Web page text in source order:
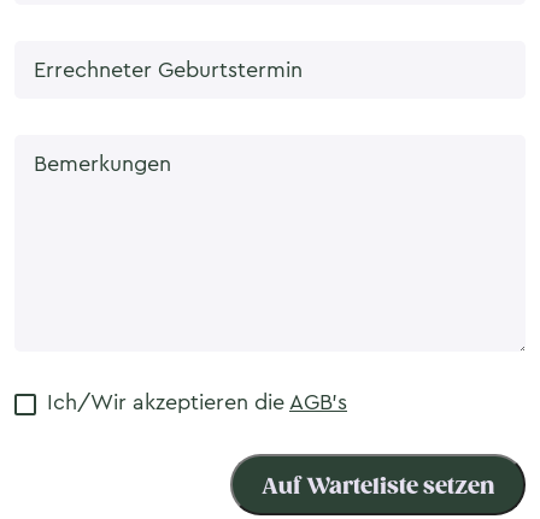
Errechneter Geburtstermin
Bemerkungen
Ich/Wir akzeptieren dieAGB's
Auf Warteliste setzen